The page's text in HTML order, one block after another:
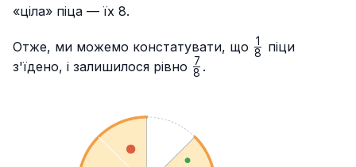
«ціла» піца — їх 8.
Отже, ми можемо констатувати, що \frac{1}
8
1
піци
з'їдено, і залишилося рівно \frac{7}
8
7 .